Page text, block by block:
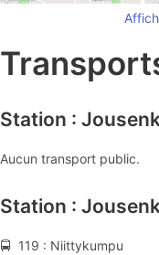
Station :
Aucun transport public.
Station :
🚍 119 : Niittykumpu